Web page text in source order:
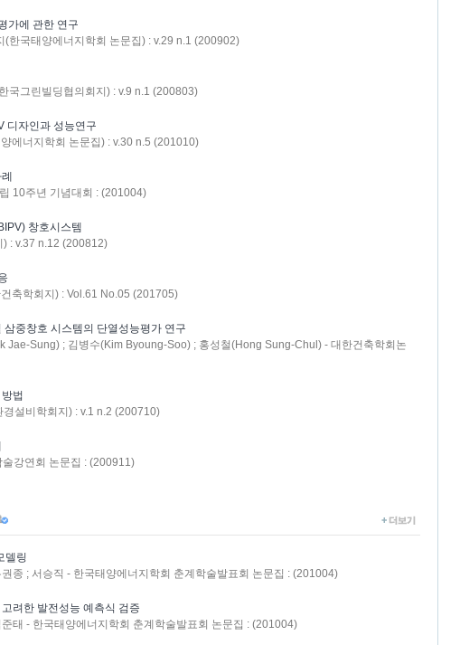
가에 관한 연구
(한국태양에너지학회 논문집) : v.29 n.1 (200902)
국그린빌딩협의회지) : v.9 n.1 (200803)
디자인과 성능연구
에너지학회 논문집) : v.30 n.5 (201010)
10주년 기념대회 : (201004)
창호시스템
) : v.37 n.12 (200812)
축학회지) : Vol.61 No.05 (201705)
중창호 시스템의 단열성능평가 연구
Jae-Sung) ; 김병수(Kim Byoung-Soo) ; 홍성철(Hong Sung-Chul) - 대한건축학회논
법
설비학회지) : v.1 n.2 (200710)
강연회 논문집 : (200911)
델링
종 ; 서승직 - 한국태양에너지학회 춘계학술발표회 논문집 : (201004)
려한 발전성능 예측식 검증
태 - 한국태양에너지학회 춘계학술발표회 논문집 : (201004)